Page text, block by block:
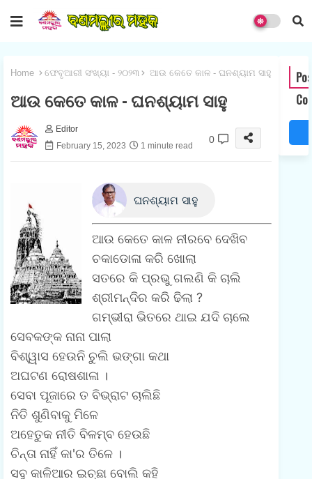
Home ଫେବୃଆରୀ ସଂଖ୍ୟା - ୨୦୨୩ ଆଉ କେତେ କାଳ - ଘନଶ୍ୟାମ ସାହୁ
ଆଉ କେତେ କାଳ - ଘନଶ୍ୟାମ ସାହୁ
Editor
February 15, 2023
1 minute read
0
ଘନଶ୍ୟାମ ସାହୁ
ଆଉ କେତେ କାଳ ନୀରବେ ଦେଖିବ
ଚକାଡୋଳା କରି ଖୋଲା
ସତରେ କି ପ୍ରଭୁ ଗଲଣି କି ଚାଲି
ଶ୍ରୀମନ୍ଦିର କରି ଢିଲା ?
ଗମ୍ଭୀରା ଭିତରେ ଥାଇ ଯଦି ଚାଲେ
ସେବକଙ୍କ ନାନା ପାଲା
ବିଶ୍ୱାସ ହେଉନି ଚୁଲି ଭଙ୍ଗା କଥା
ଅଘଟଣ ରୋଷଶାଳା ।
ସେବା ପୂଜାରେ ତ ବିଭ୍ରାଟ ଚାଲିଛି
ନିତି ଶୁଣିବାକୁ ମିଳେ
ଅହେତୁକ ନୀତି ବିଳମ୍ବ ହେଉଛି
ଚିନ୍ତା ନାହିଁ କା'ର ତିଳେ ।
ସବୁ କାଳିଆର ଇଚ୍ଛା ବୋଲି କହି